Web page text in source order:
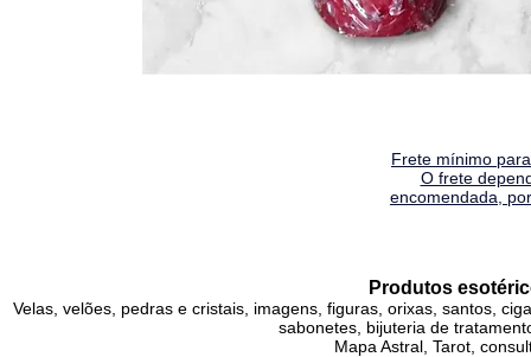
Frete mínimo
O frete
encomendada,
Produtos
Velas, velões, pedras e cristais, imagens, figuras, orixas, santos,
sabonetes, bijuteria de
Mapa Astral, Tarot,